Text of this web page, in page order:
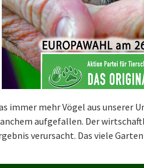
immer mehr Vögel aus unserer
aufgefallen. Der
verursacht. Das viele